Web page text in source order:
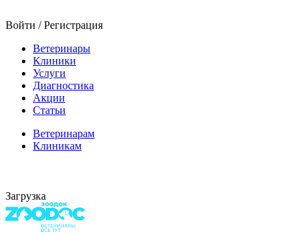
Войти / Регистрация
Ветеринары
Клиники
Услуги
Диагностика
Акции
Статьи
Ветеринарам
Клиникам
Загрузка